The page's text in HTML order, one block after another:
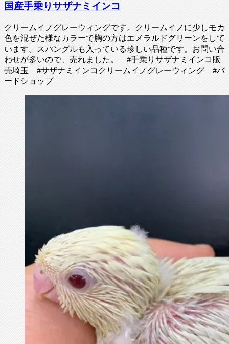
国産手乗りサザナミインコ
クリームイノグレーウィングです。クリームイノに少しモカ
色を混ぜた様なカラーで胸の方はエメラルドグリーンをして
います。スパングルも入っている珍しい品種です。お問い合
わせが多いので、売れました。 #手乗りサザナミインコ販
売埼玉 #サザナミインコクリームイノグレーウィング #バ
ードショップ